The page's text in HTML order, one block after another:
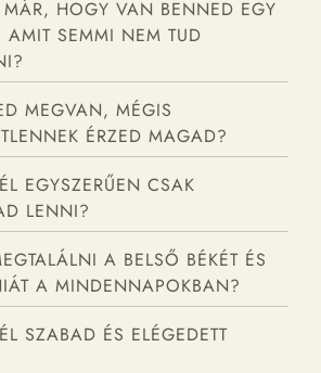
MÁR, HOGY VAN BENNED EGY
AMIT SEMMI NEM TUD
MEGVAN, MÉGIS
ÉRZED MAGAD?
EGYSZERŰEN CSAK
LENNI?
A BELSŐ BÉKÉT ÉS
A MINDENNAPOKBAN?
SZABAD ÉS ELÉGEDETT